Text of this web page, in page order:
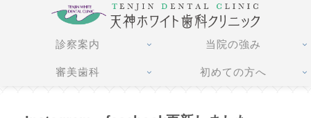
診察案内 当院の強み
審美歯科 初めての方へ